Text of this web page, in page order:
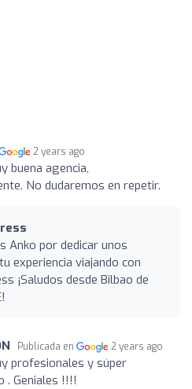
2 years ago
buena agencia,
No dudaremos en repetir.
Anko por dedicar unos
experiencia viajando con
¡Saludos desde Bilbao de
Publicada en 2 years ago
profesionales y súper
. Geniales !!!!